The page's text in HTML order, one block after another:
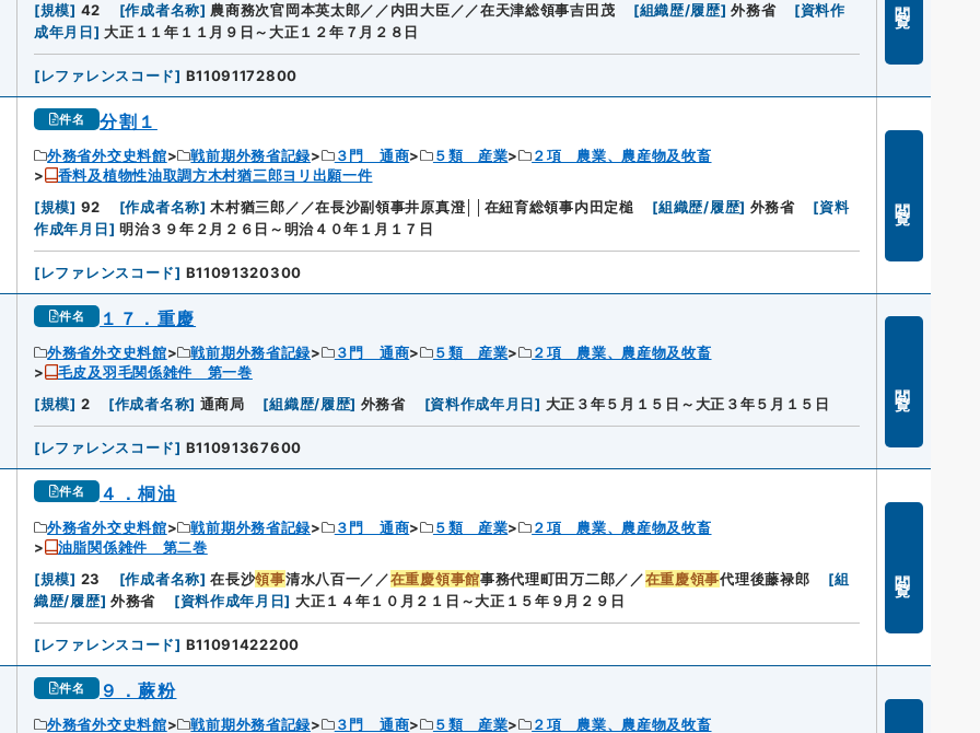
[規模] 42 [作成者名称] 農商務次官岡本英太郎／／内田大臣／／在天津総領事吉田茂 [組織歴/履歴] 外務省 [資料作
成年月日] 大正１１年１１月９日～大正１２年７月２８日
[レファレンスコード] B11091172800
件名 分割１
外務省外交史料館 戦前期外務省記録 ３門 通商 ５類 産業
２項 農業、農産物及牧畜
香料及植物性油取調方木村猶三郎ヨリ出願一件
[規模] 92 [作成者名称] 木村猶三郎／／在長沙副領事井原真澄││在紐育総領事内田定槌 [組織歴/履歴] 外務省 [資料
作成年月日] 明治３９年２月２６日～明治４０年１月１７日
[レファレンスコード] B11091320300
件名 １７．重慶
外務省外交史料館 戦前期外務省記録 ３門 通商 ５類 産業
２項 農業、農産物及牧畜
毛皮及羽毛関係雑件 第一巻
[規模] 2 [作成者名称] 通商局 [組織歴/履歴] 外務省 [資料作成年月日] 大正３年５月１５日～大正３年５月１５日
[レファレンスコード] B11091367600
件名 ４．桐油
外務省外交史料館 戦前期外務省記録 ３門 通商 ５類 産業
２項 農業、農産物及牧畜
油脂関係雑件 第二巻
[規模] 23 [作成者名称] 在長沙領事清水八百一／／在重慶領事館事務代理町田万二郎／／在重慶領事代理後藤禄郎 [組
織歴/履歴] 外務省 [資料作成年月日] 大正１４年１０月２１日～大正１５年９月２９日
[レファレンスコード] B11091422200
件名 ９．蕨粉
外務省外交史料館 戦前期外務省記録 ３門 通商 ５類 産業 ２項 農業、農産物及牧畜